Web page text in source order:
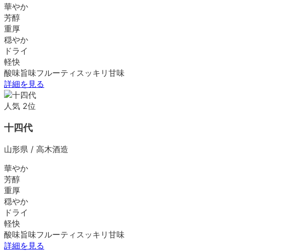
華やか
芳醇
重厚
穏やか
ドライ
軽快
酸味旨味フルーティ スッキリ 甘味
詳細を見る
人気 2位
十四代
山形県 / 高木酒造
華やか
芳醇
重厚
穏やか
ドライ
軽快
酸味旨味フルーティ スッキリ 甘味
詳細を見る